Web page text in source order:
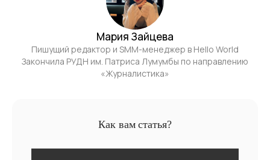
Мария Зайцева
Пишущий редактор и SMM-менеджер в Hello World
Закончила РУДН им. Патриса Лумумбы по направлению
«Журналистика»
Как вам статья?